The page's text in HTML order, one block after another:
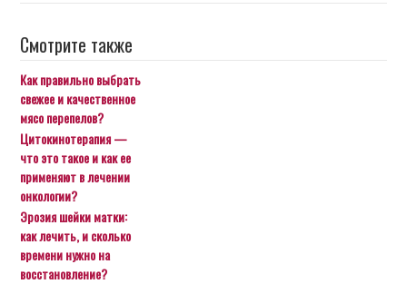
Смотрите также
Как правильно выбрать
свежее и качественное
мясо перепелов?
Цитокинотерапия —
что это такое и как ее
применяют в лечении
онкологии?
Эрозия шейки матки:
как лечить, и сколько
времени нужно на
восстановление?